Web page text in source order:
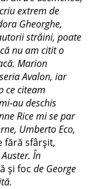
extrem de
Gheorghe,
străini, poate
nu am citit o
Marion
Avalon, iar
ce citeam
au deschis
Rice mi se par
Umberto Eco,
fără sfârşit,
În
şi foc de George